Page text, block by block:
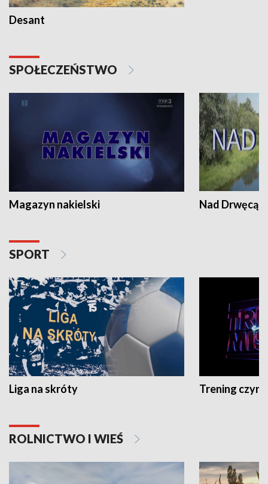
Desant
SPOŁECZEŃSTWO
Magazyn nakielski Nad Drwęcą
SPORT
Liga na skróty Trening czyni
ROLNICTWO I WIEŚ